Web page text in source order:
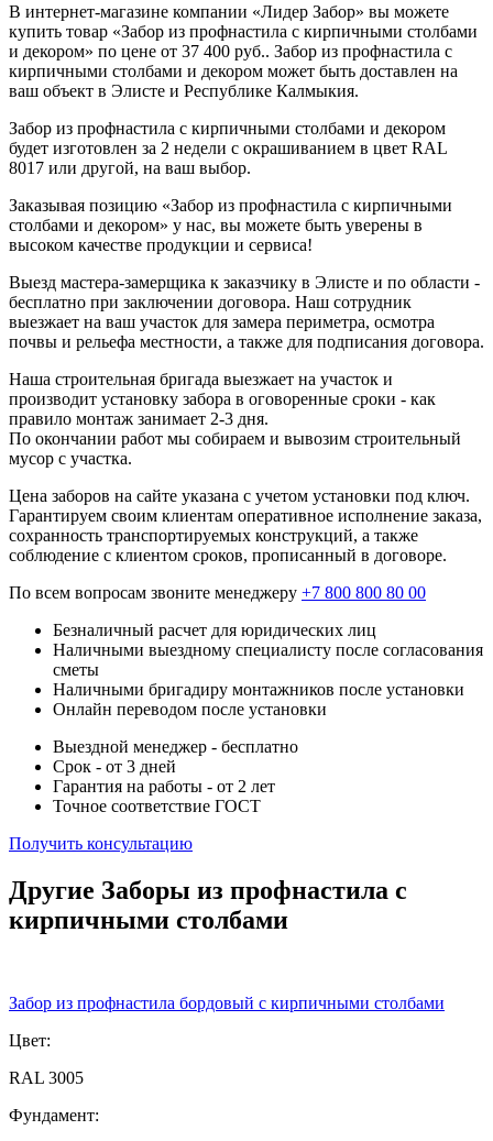
В интернет-магазине компании «Лидер Забор» вы можете
купить товар «Забор из профнастила с кирпичными столбами
и декором» по цене от 37 400 руб.. Забор из профнастила с
кирпичными столбами и декором может быть доставлен на
ваш объект в Элисте и Республике Калмыкия.
Забор из профнастила с кирпичными столбами и декором
будет изготовлен за 2 недели с окрашиванием в цвет RAL
8017 или другой, на ваш выбор.
Заказывая позицию «Забор из профнастила с кирпичными
столбами и декором» у нас, вы можете быть уверены в
высоком качестве продукции и сервиса!
Выезд мастера-замерщика к заказчику в Элисте и по области -
бесплатно при заключении договора. Наш сотрудник
выезжает на ваш участок для замера периметра, осмотра
почвы и рельефа местности, а также для подписания договора.
Наша строительная бригада выезжает на участок и
производит установку забора в оговоренные сроки - как
правило монтаж занимает 2-3 дня.
По окончании работ мы собираем и вывозим строительный
мусор с участка.
Цена заборов на сайте указана с учетом установки под ключ.
Гарантируем своим клиентам оперативное исполнение заказа,
сохранность транспортируемых конструкций, а также
соблюдение с клиентом сроков, прописанный в договоре.
По всем вопросам звоните менеджеру +7 800 800 80 00
Безналичный расчет для юридических лиц
Наличными выездному специалисту после согласования
сметы
Наличными бригадиру монтажников после установки
Онлайн переводом после установки
Выездной менеджер - бесплатно
Срок - от 3 дней
Гарантия на работы - от 2 лет
Точное соответствие ГОСТ
Получить консультацию
Другие Заборы из профнастила с
кирпичными столбами
Забор из профнастила бордовый с кирпичными столбами
Цвет:
RAL 3005
Фундамент: